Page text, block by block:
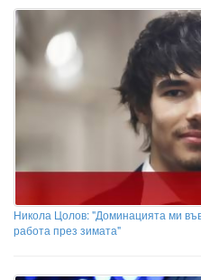
Никола Цолов: "Доминацията ми
работа през зимата"